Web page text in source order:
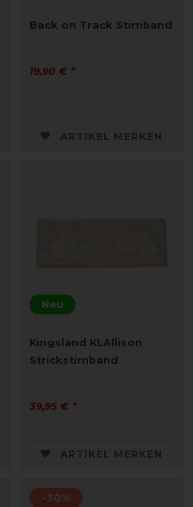
Back on Track Stirnband
19,90 € *
ARTIKEL MERKEN
Neu
Kingsland KLAllison
Strickstirnband
39,95 € *
ARTIKEL MERKEN
-30%